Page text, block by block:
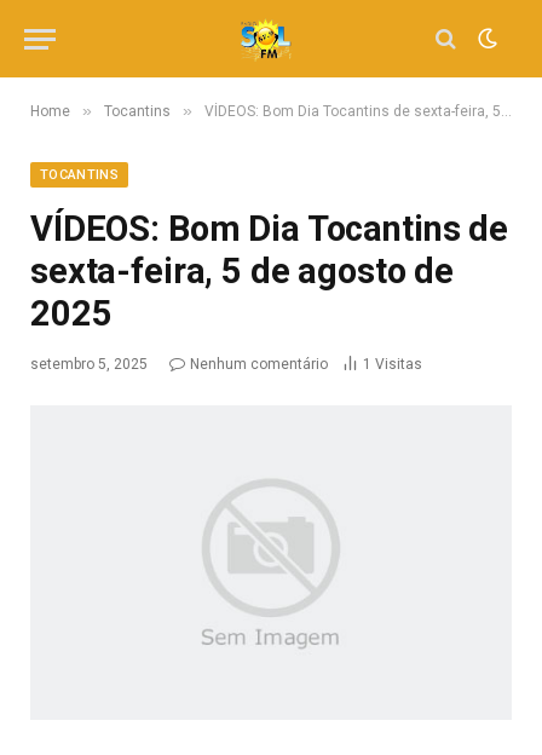
Home » Tocantins » VÍDEOS: Bom Dia Tocantins de sexta-feira, 5 de agosto de 2025
TOCANTINS
VÍDEOS: Bom Dia Tocantins de
sexta-feira, 5 de agosto de
2025
setembro 5, 2025 Nenhum comentário 1 Visitas